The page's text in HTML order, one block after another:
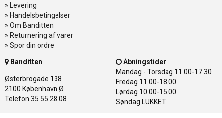
» Levering
» Handelsbetingelser
» Om Banditten
» Returnering af varer
» Spor din ordre
Banditten
Østerbrogade 138
2100 København Ø
Telefon 35 55 28 08
Åbningstider
Mandag - Torsdag 11.00-17.30
Fredag 11.00-18.00
Lørdag 10.00-15.00
Søndag LUKKET